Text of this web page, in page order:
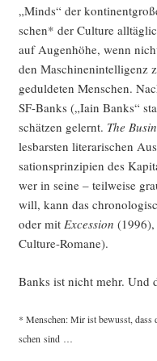
„Minds“ der
schen* der Cul­tu­re
auf Augen­hö­he, wenn
den Maschi­nen­in­tel­li­genz
gedul­de­ten Men­schen.
SF-Banks („Iain Banks“
schät­zen gelernt. The
les­bars­ten lite­ra­ri­schen
sa­ti­ons­prin­zi­pi­en des
wer in sei­ne – teil­wei­se
will, kann das
oder mit Exces­si­on
Culture-Romane).
Banks ist nicht mehr. Und
* Men­schen: Mir ist bewusst,
schen sind …